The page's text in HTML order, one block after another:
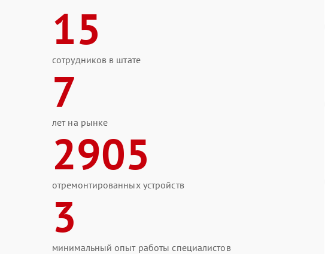
15
сотрудников в штате
7
лет на рынке
2905
отремонтированных устройств
3
минимальный опыт работы специалистов